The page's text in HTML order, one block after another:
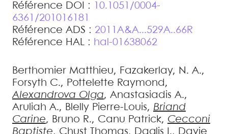
Référence DOI :
10.1051/0004-
6361/201016181
Référence ADS : 2011A&A...529A..66R
Référence HAL : hal-01638062
Berthomier Matthieu, Fazakerlay, N. A.,
Forsyth C., Pottelette Raymond ,
Alexandrova Olga, Anastasiadis A.,
Aruliah A., Blelly Pierre-Louis, Briand
Carine, Bruno R., Canu Patrick, Cecconi
Baptiste, Chust Thomas, Daglis I., Davie